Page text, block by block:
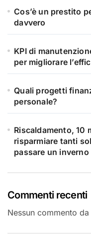
Cos’è un prestito
davvero
KPI di
per migliorare
Quali progetti
personale?
Riscaldamento, 10
risparmiare tanti
passare un
Commenti recenti
Nessun commento